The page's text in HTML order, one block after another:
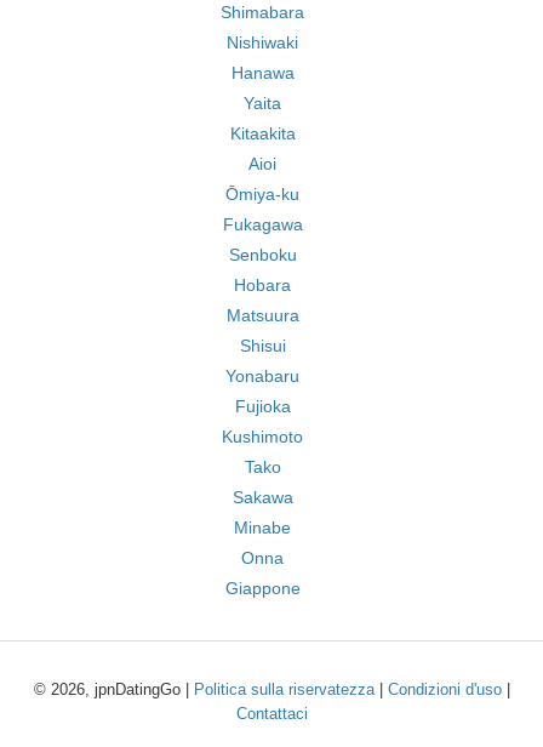
Shimabara
Nishiwaki
Hanawa
Yaita
Kitaakita
Aioi
Ōmiya-ku
Fukagawa
Senboku
Hobara
Matsuura
Shisui
Yonabaru
Fujioka
Kushimoto
Tako
Sakawa
Minabe
Onna
Giappone
© 2026, jpnDatingGo | Politica sulla riservatezza| Condizioni d'uso|
Contattaci